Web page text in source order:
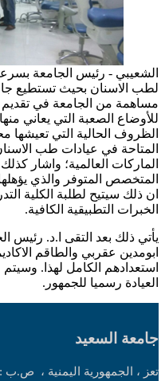
الشعيبي - رئيس الجامعة
لطب الاسنان بحيث تستطيع
مساهمة من الجامعة في تقديم
للأوضاع الصعبة التي يعاني
الظروف الحالية التي تعيشها
المتاحة في عيادات طب
الماركات العالمية؛ واشار
المتخصص المتوفر والذي
ان ذلك سيتيح لطلبة الكلية
الخبرات التطبيقية الكافية.
يأتي ذلك بعد التقى ا.د. رئيس
ابومدين عقربي والطاقم
استعدادهم الكامل لهذا. وسيتم
العيادة رسميا للجمهور.
جامعة السعيد
تعز ، الجمهورية اليمنية ، ص.ب : 4999